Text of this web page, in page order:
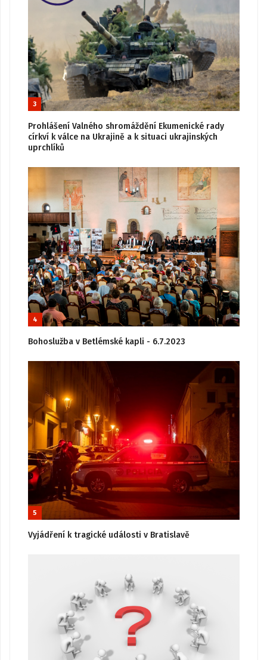
3
Prohlášení Valného shromáždění Ekumenické rady
církví k válce na Ukrajině a k situaci ukrajinských
uprchlíků
4
Bohoslužba v Betlémské kapli - 6.7.2023
5
Vyjádření k tragické události v Bratislavě